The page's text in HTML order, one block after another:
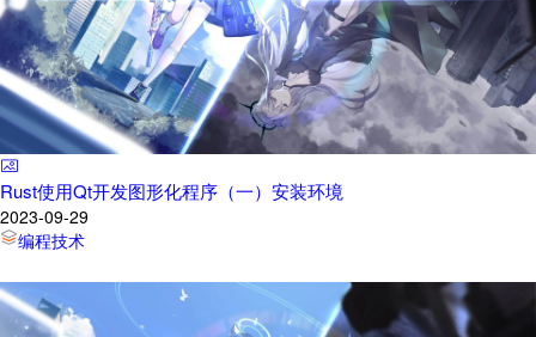
Rust使用Qt开发图形化程序（一）安装环境
2023-09-29
编程技术